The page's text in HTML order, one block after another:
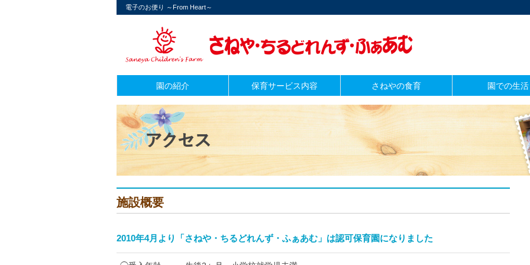
電子のお便り ～From Heart～
園の紹介 保育サービス内容 さねやの食育 園での生活
施設概要
2010年4月より「さねや・ちるどれんず・ふぁあむ」は認可保育園になりました